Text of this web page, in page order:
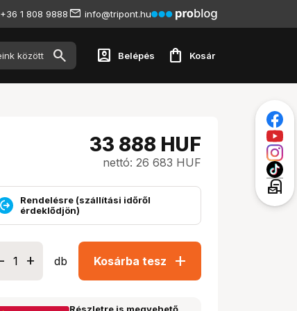
+36 1 808 9888 info@tripont.hu
account_box Belépés shopping_bag Kosár
33 888 HUF
nettó: 26 683 HUF
Rendelésre (szállítási időről
érdeklődjön)
db Kosárba tesz add
local_post_office